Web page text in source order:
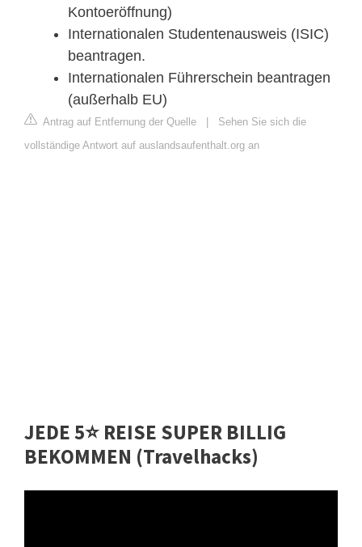
Kontoeröffnung)
Internationalen Studentenausweis (ISIC)
beantragen.
Internationalen Führerschein beantragen
(außerhalb EU)
Antrag auf Entfernung der Quelle
Sehen Sie sich die
vollständige Antwort auf auslandsaufenthalt.org an
JEDE 5⭐️ REISE SUPER BILLIG
BEKOMMEN (Travelhacks)